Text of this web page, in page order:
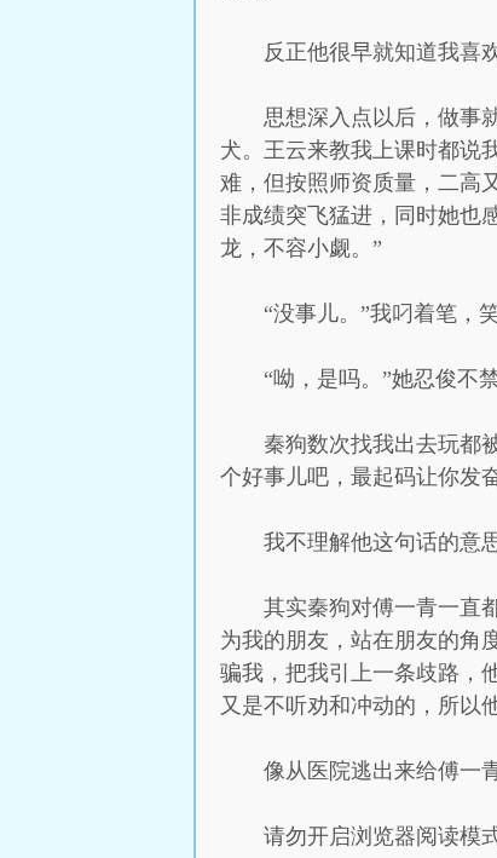
反正他很早就知道我喜
思想深入点以后，做事
犬。王云来教我上课时都说
难，但按照师资质量，二高
非成绩突飞猛进，同时她也
龙，不容小觑。”
“没事儿。”我叼着笔，
“呦，是吗。”她忍俊不
秦狗数次找我出去玩都
个好事儿吧，最起码让你发
我不理解他这句话的意
其实秦狗对傅一青一直
为我的朋友，站在朋友的角
骗我，把我引上一条歧路，
又是不听劝和冲动的，所以
像从医院逃出来给傅一
请勿开启浏览器阅读模